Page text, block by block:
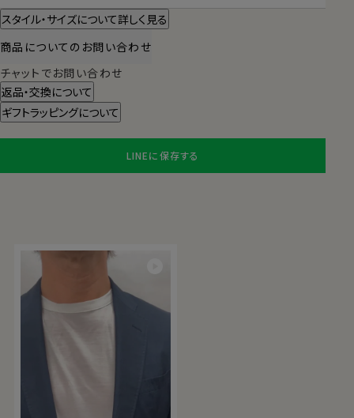
スタイル・サイズについて詳しく見る
商品についてのお問い合わせ
チャットでお問い合わせ
返品・交換について
ギフトラッピングについて
LINEに保存する